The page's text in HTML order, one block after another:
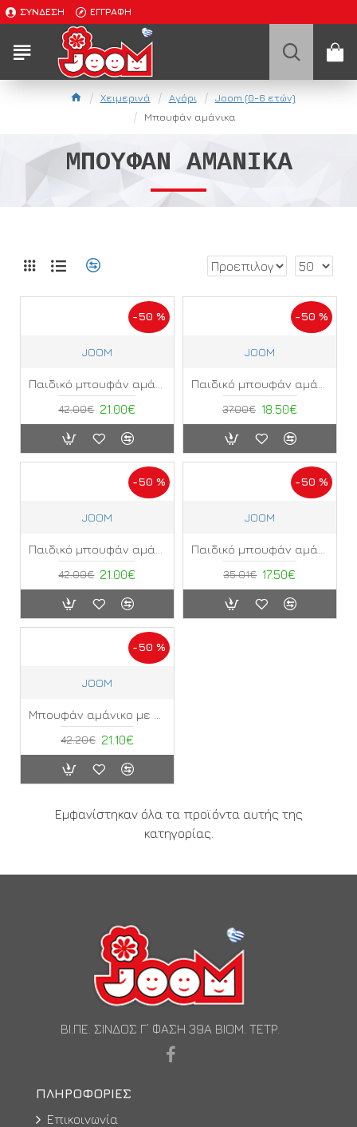
ΣΎΝΔΕΣΗ ΕΓΓΡΑΦΉ
Χειμερινά Αγόρι
Joom (0-6 ετών)
Μπουφάν αμάνικα
ΜΠΟΥΦΆΝ ΑΜΆΝΙΚΑ
-50 %
JOOM
21.00€
42.00€
-50 %
JOOM
18.50€
37.00€
-50 %
JOOM
21.00€
42.00€
-50 %
JOOM
17.50€
35.01€
-50 %
JOOM
21.10€
42.20€
Εμφανίστηκαν όλα τα προϊόντα αυτής της
κατηγορίας.
ΒΙ.ΠΕ. ΣΙΝΔΟΣ Γ’ ΦΑΣΗ 39Α ΒΙΟΜ. ΤΕΤΡ.
ΠΛΗΡΟΦΟΡΊΕΣ
Επικοινωνία